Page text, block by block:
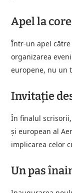
Apel la
Într-un apel
organizarea
europene, nu un
Invitație
În finalul
și european al
implicarea celor
Un pas